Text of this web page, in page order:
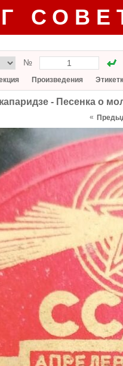
№
Произведения
- Песенка о
«